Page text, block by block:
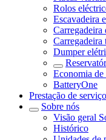
Rolos
Escavadeira
Carregadeira
Carregadeira
Dumper
Economia de
BatteryOne
Prestação de
Sobre nós
Visão geral
Histórico